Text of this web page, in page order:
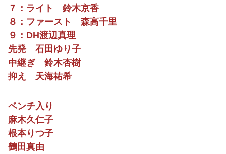
７：ライト 鈴木京香
８：ファースト 森高千里
９：DH渡辺真理
先発 石田ゆり子
中継ぎ 鈴木杏樹
抑え 天海祐希
ベンチ入り
麻木久仁子
根本りつ子
鶴田真由